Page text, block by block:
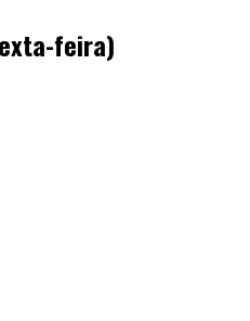
feira)